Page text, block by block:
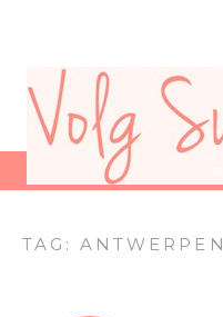
TAG:ANTWERPEN